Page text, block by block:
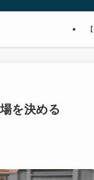
を決める